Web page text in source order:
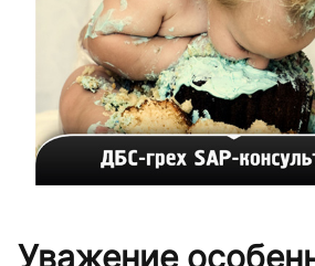
Уважение